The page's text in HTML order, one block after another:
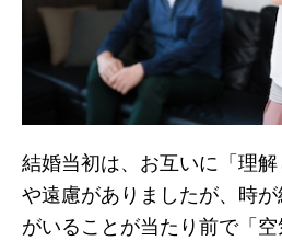
結婚当初は、お互いに「理
や遠慮がありましたが、時
がいることが当たり前で「